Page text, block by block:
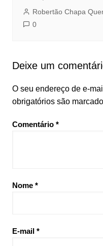
Robertão Chapa
0
Deixe um
O seu endereço de e-
obrigatórios são
Comentário *
Nome *
E-mail *